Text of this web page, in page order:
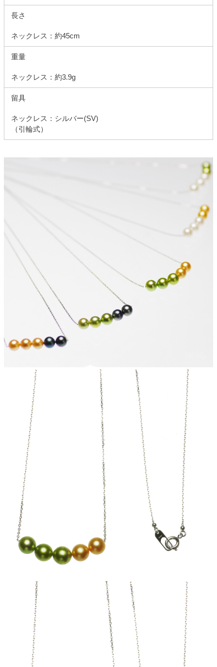
長さ
ネックレス：約45cm
重量
ネックレス：約3.9g
留具
ネックレス：シルバー(SV)
（引輪式）